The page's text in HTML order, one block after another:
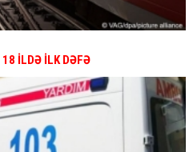
18 İLDƏ İLK DƏFƏ